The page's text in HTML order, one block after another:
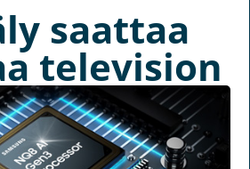
saattaa
television